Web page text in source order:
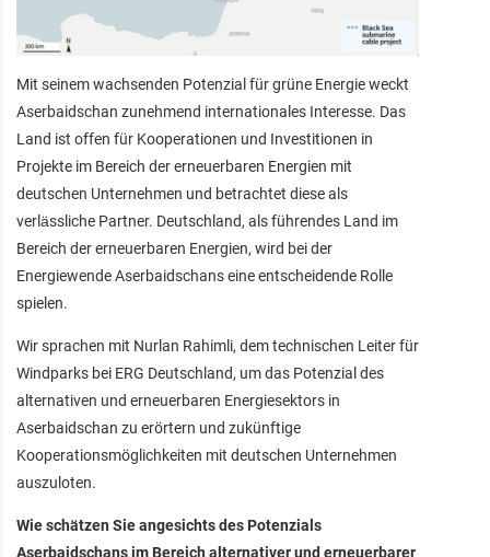
Mit seinem wachsenden Potenzial für grüne Energie weckt
Aserbaidschan zunehmend internationales Interesse. Das
Land ist offen für Kooperationen und Investitionen in
Projekte im Bereich der erneuerbaren Energien mit
deutschen Unternehmen und betrachtet diese als
verlässliche Partner. Deutschland, als führendes Land im
Bereich der erneuerbaren Energien, wird bei der
Energiewende Aserbaidschans eine entscheidende Rolle
spielen.
Wir sprachen mit Nurlan Rahimli, dem technischen Leiter für
Windparks bei ERG Deutschland, um das Potenzial des
alternativen und erneuerbaren Energiesektors in
Aserbaidschan zu erörtern und zukünftige
Kooperationsmöglichkeiten mit deutschen Unternehmen
auszuloten.
Wie schätzen Sie angesichts des Potenzials
Aserbaidschans im Bereich alternativer und erneuerbarer